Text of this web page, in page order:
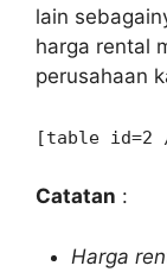
lain
harga rental
perusahaan
[table id=2
Catatan :
Harga